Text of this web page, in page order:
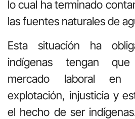
lo cual ha terminado
las fuentes naturales de
Esta situación ha
indígenas tengan
mercado laboral en
explotación, injusticia y
el hecho de ser